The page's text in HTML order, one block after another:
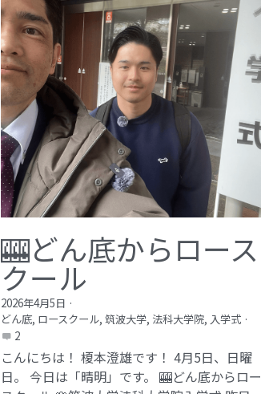
🎰どん底からロース
クール
2026年4月5日 ·
どん底, ロースクール, 筑波大学, 法科大学院, 入学式 ·
2
こんにちは！ 榎本澄雄です！ 4月5日、日曜
日。 今日は「晴明」です。 🎰どん底からロー